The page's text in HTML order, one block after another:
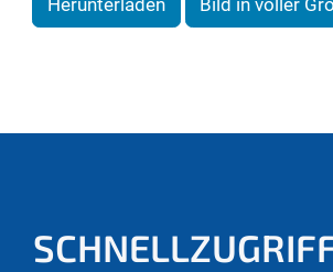
Herunterladen Bild in voller